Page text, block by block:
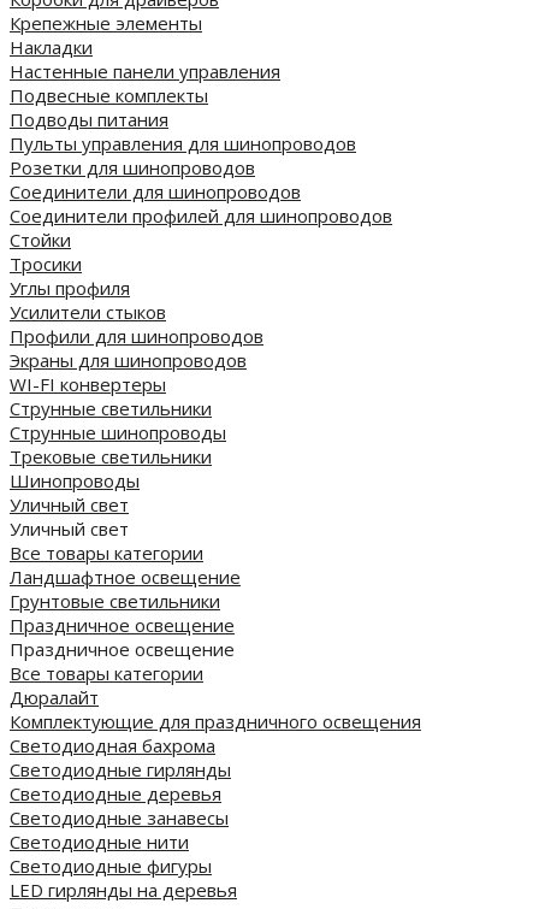
Крепежные элементы
Накладки
Настенные панели управления
Подвесные комплекты
Подводы питания
Пульты управления для шинопроводов
Розетки для шинопроводов
Соединители для шинопроводов
Соединители профилей для шинопроводов
Стойки
Тросики
Углы профиля
Усилители стыков
Профили для шинопроводов
Экраны для шинопроводов
WI-FI конвертеры
Струнные светильники
Струнные шинопроводы
Трековые светильники
Шинопроводы
Уличный свет
Уличный свет
Все товары категории
Ландшафтное освещение
Грунтовые светильники
Праздничное освещение
Праздничное освещение
Все товары категории
Дюралайт
Комплектующие для праздничного освещения
Светодиодная бахрома
Светодиодные гирлянды
Светодиодные деревья
Светодиодные занавесы
Светодиодные нити
Светодиодные фигуры
LED гирлянды на деревья